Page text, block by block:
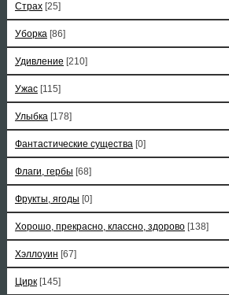
Страх [25]
Уборка [86]
Удивление [210]
Ужас [115]
Улыбка [178]
Фантастические существа [0]
Флаги, гербы [68]
Фрукты, ягоды [0]
Хорошо, прекрасно, классно, здорово [138]
Хэллоуин [67]
Цирк [145]